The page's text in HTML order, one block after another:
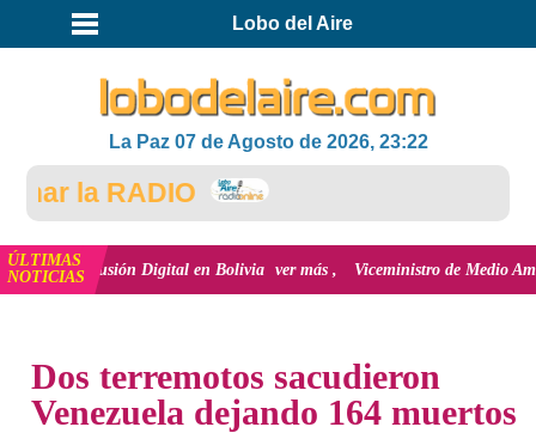
Lobo del Aire
La Paz 07 de Agosto de 2026, 23:22
la RADIO
ÚLTIMAS
NOTICIASDigital en Bolivia ver más Viceministro de Medio Ambiente,
Dos terremotos sacudieron
Venezuela dejando 164 muertos